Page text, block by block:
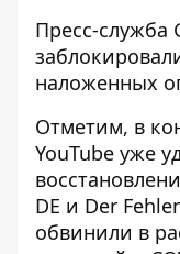
Пресс-служба
наложенных
Отметим, в
YouTube уже
DE и Der
обвинили в